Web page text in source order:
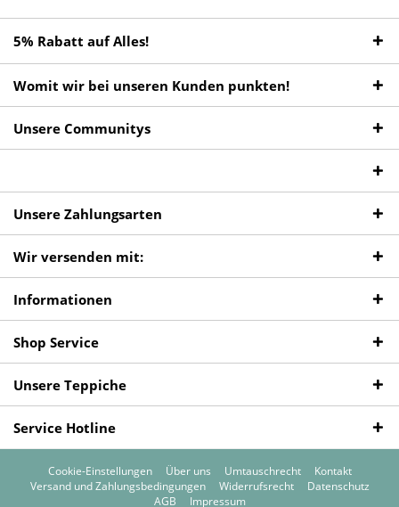
5% Rabatt auf Alles!
Womit wir bei unseren Kunden punkten!
Unsere Communitys
Unsere Zahlungsarten
Wir versenden mit:
Informationen
Shop Service
Unsere Teppiche
Service Hotline
Cookie-Einstellungen Über uns Umtauschrecht
Kontakt
Versand und Zahlungsbedingungen
Widerrufsrecht
Datenschutz
AGB
Impressum